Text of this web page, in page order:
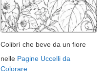
Colibrì che beve da un fiore
nelle Pagine Uccelli da
Colorare